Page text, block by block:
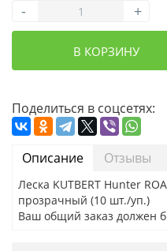
- +
В КОРЗИНУ
Поделиться в соцсетях:
Описание Отзывы
Леска KUTBERT Hunter
прозрачный (10 шт./уп.)
Ваш общий заказ должен